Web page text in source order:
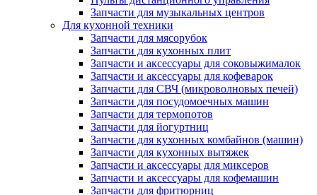
Запчасти для музыкальных центров
Для кухонной техники
Запчасти для мясорубок
Запчасти для кухонных плит
Запчасти и аксессуары для соковыжималок
Запчасти и аксессуары для кофеварок
Запчасти для СВЧ (микроволновых печей)
Запчасти для посудомоечных машин
Запчасти для термопотов
Запчасти для йогуртниц
Запчасти для кухонных комбайнов (машин)
Запчасти для кухонных вытяжек
Запчасти и аксессуары для миксеров
Запчасти и аксессуары для кофемашин
Запчасти для фритюрниц